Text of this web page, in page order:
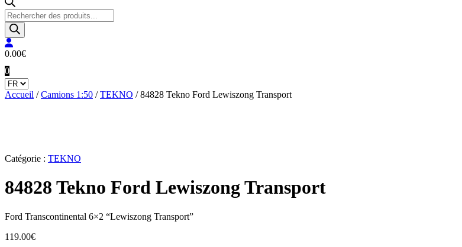
Recherche
de
produits
0.00€
0
Accueil /Camions 1:50 /TEKNO / 84828 Tekno Ford Lewiszong Transport
Catégorie : TEKNO
84828 Tekno Ford Lewiszong Transport
Ford Transcontinental 6×2 “Lewiszong Transport”
119.00€